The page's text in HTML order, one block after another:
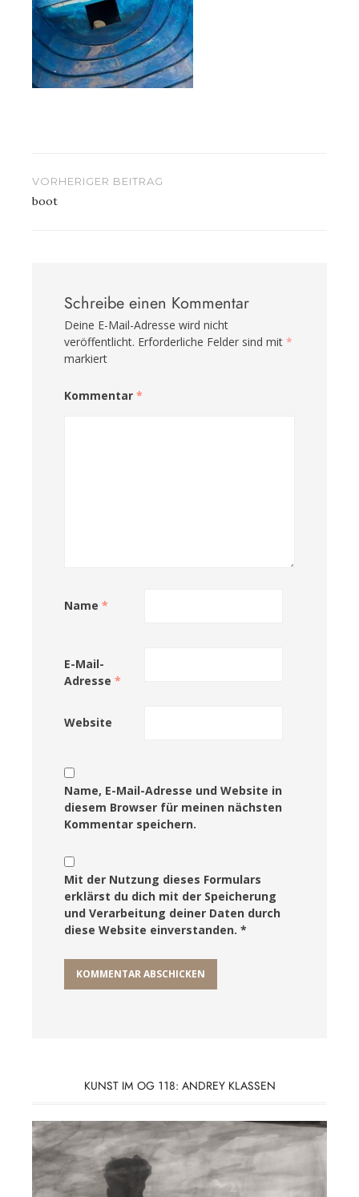
Beitragsnavigation
VORHERIGER BEITRAG
boot
Schreibe einen Kommentar
Deine E-Mail-Adresse wird nicht
veröffentlicht. Erforderliche Felder sind mit *
markiert
Kommentar *
Name *
E-Mail-
Adresse *
Website
Name, E-Mail-Adresse und Website in
diesem Browser für meinen nächsten
Kommentar speichern.
Mit der Nutzung dieses Formulars
erklärst du dich mit der Speicherung
und Verarbeitung deiner Daten durch
diese Website einverstanden. *
KUNST IM OG 118: ANDREY KLASSEN